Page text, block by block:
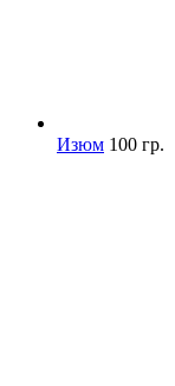
Изюм 100 гр.